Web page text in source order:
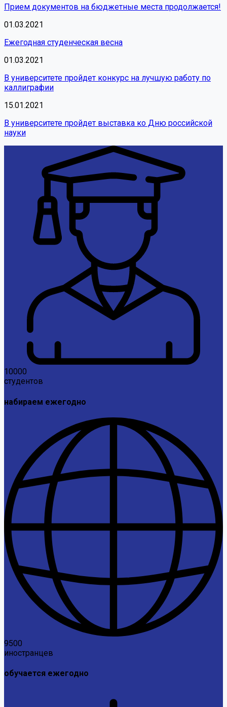
Прием документов на бюджетные места продолжается!
01.03.2021
Ежегодная студенческая весна
01.03.2021
В университете пройдет конкурс на лучшую работу по
каллиграфии
15.01.2021
В университете пройдет выставка ко Дню российской
науки
10000
студентов
набираем ежегодно
9500
иностранцев
обучается ежегодно